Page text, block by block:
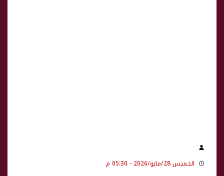
الخميس 28/مايو/2026 - 05:30 م